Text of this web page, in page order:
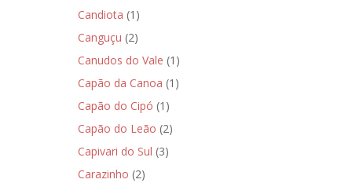
Candiota (1)
Canguçu (2)
Canudos do Vale (1)
Capão da Canoa (1)
Capão do Cipó (1)
Capão do Leão (2)
Capivari do Sul (3)
Carazinho (2)